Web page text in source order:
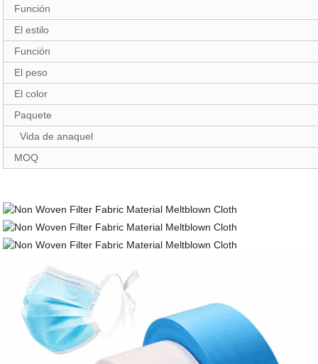
Función
El estilo
Función
El peso
El color
Paquete
Vida de anaquel
MOQ